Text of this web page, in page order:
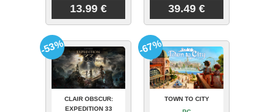
13.99 € 39.49 €
CLAIR OBSCUR:
EXPEDITION 33
-53%
TOWN TO CITY
-67%